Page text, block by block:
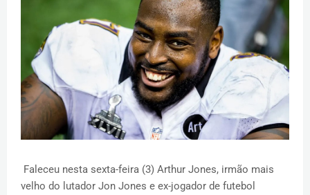
Faleceu nesta sexta-feira (3) Arthur Jones, irmão mais
velho do lutador Jon Jones e ex-jogador de futebol